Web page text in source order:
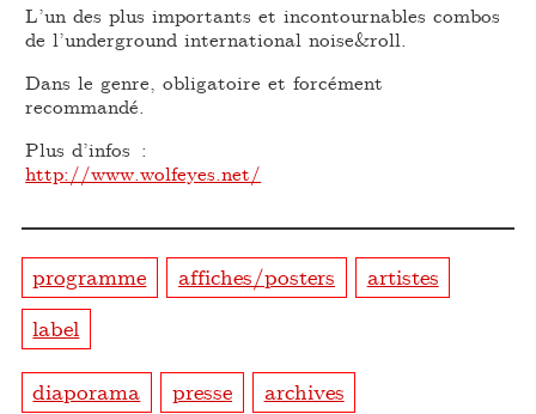
L’un des plus importants et incontournables combos
de l’underground international noise&roll.
Dans le genre, obligatoire et forcément
recommandé.
Plus d’infos :
http://www.wolfeyes.net/
programme affiches/posters
artistes
label
diaporama presse archives